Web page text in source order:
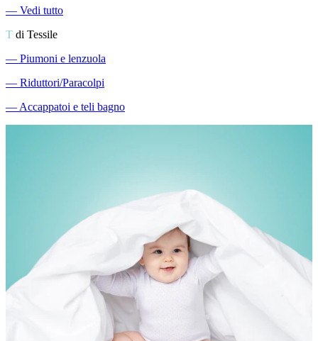
― Vedi tutto
T di Tessile
― Piumoni e lenzuola
― Riduttori/Paracolpi
―Accappatoi e teli bagno